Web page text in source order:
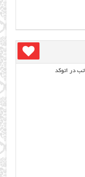
در اتوکد